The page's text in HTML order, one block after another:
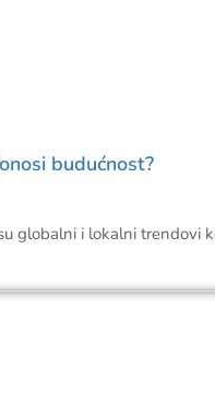
budućnost?
globalni i lokalni trendovi